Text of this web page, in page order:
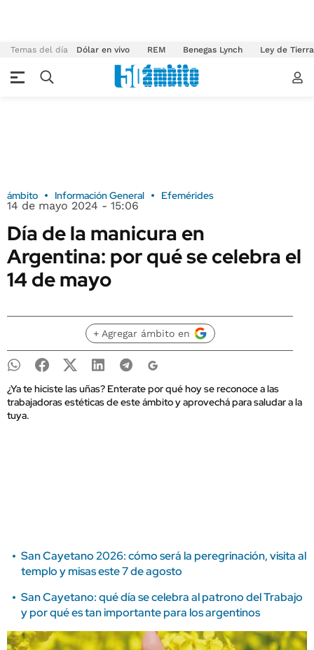
Temas del día Dólar en vivo REM Benegas Lynch Ley de
ámbito Información General Efemérides
14 de mayo 2024 - 15:06
Día de la manicura en
Argentina: por qué se celebra el
14 de mayo
+ Agregar ámbito en
¿Ya te hiciste las uñas? Enterate por qué hoy se reconoce a las
trabajadoras estéticas de este ámbito y aprovechá para saludar a la
tuya.
San Cayetano 2026: cómo será la peregrinación, visita al
templo y misas este 7 de agosto
San Cayetano: qué día se celebra al patrono del Trabajo
y por qué es tan importante para los argentinos